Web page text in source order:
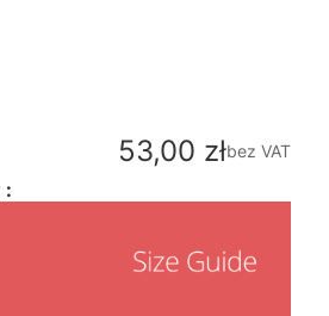
Cena
53,00 złbez VAT
: